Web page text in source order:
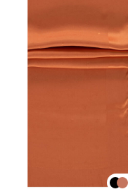
Aker İpek
Sıkça Sorulan
Bu şalın ölçüsü nedir?
Deseni nasıl bir